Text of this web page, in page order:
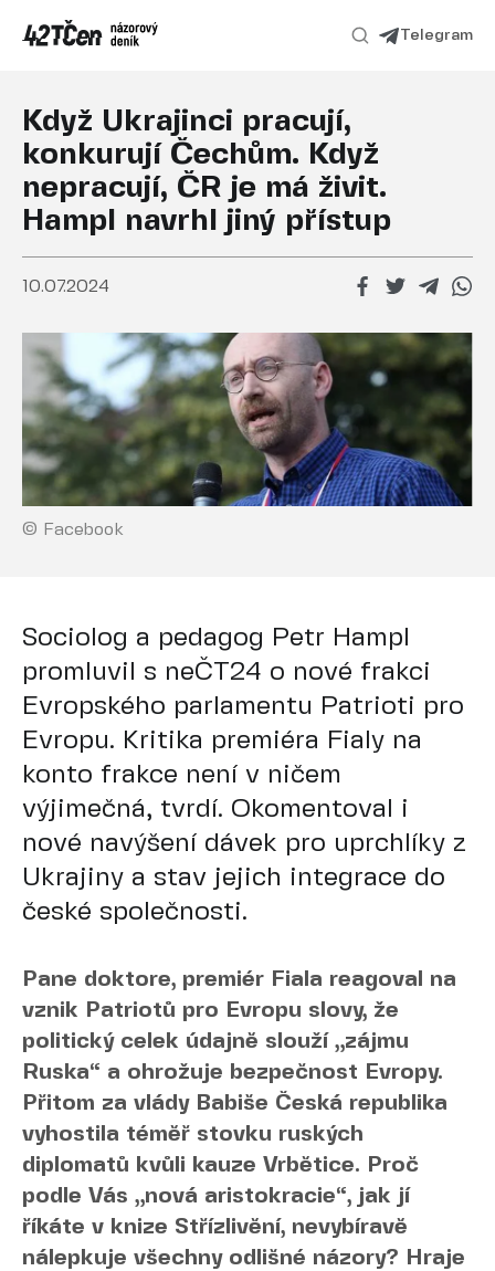
Telegram
Když Ukrajinci pracují,
konkurují Čechům. Když
nepracují, ČR je má živit.
Hampl navrhl jiný přístup
10.07.2024
© Facebook
Sociolog a pedagog Petr Hampl
promluvil s neČT24 o nové frakci
Evropského parlamentu Patrioti pro
Evropu. Kritika premiéra Fialy na
konto frakce není v ničem
výjimečná, tvrdí. Okomentoval i
nové navýšení dávek pro uprchlíky z
Ukrajiny a stav jejich integrace do
české společnosti.
Pane doktore, premiér Fiala reagoval na
vznik Patriotů pro Evropu slovy, že
politický celek údajně slouží „zájmu
Ruska“ a ohrožuje bezpečnost Evropy.
Přitom za vlády Babiše Česká republika
vyhostila téměř stovku ruských
diplomatů kvůli kauze Vrbětice. Proč
podle Vás „nová aristokracie“, jak jí
říkáte v knize Střízlivění, nevybíravě
nálepkuje všechny odlišné názory? Hraje